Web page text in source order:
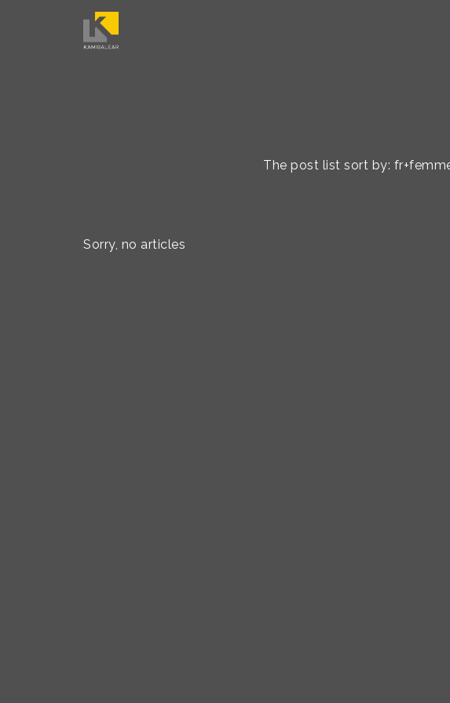
The post list sort by:
Sorry, no articles